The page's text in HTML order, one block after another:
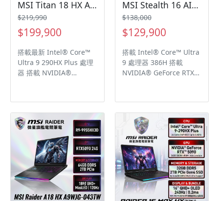
MSI Titan 18 HX A2WJ-1041TW 微星龍魂制霸旗艦款電競筆電/Ultra 9-290HX Plus/RTX5090 24G/64GB(32G*2)DDR5/2TB PCIe/18吋 16:10 UHD+ 240Hz MiniLED/W11 Pro/SS單鍵RGB超薄機械式鍵盤
$219,990
$199,900
搭載最新 Intel® Core™
Ultra 9 290HX Plus 處理
器 搭載 NVIDIA®
GPU 支援NVIDIA
Blackwell架構, DLSS 4與
Max-Q技術 OverBoost
超增壓模式設計技術，提
供最高達270W的極致效
能 18吋UHD+
(3840x2400), 16:10,
MiniLED, 240Hz更新率,
100% DCI-P3 (Typ.)廣色
域, VESA DisplayHDR™
MSI Stealth 16 AI+ B3WI-006TW 微星效能創作者電競筆電/Ultra 9-386H/RTX5080 16G/32GB DDR5/1TB PCIe/16吋 16:10 QHD+ OLED 240Hz/W11 Pro/全彩背光電競鍵盤🎈送保護套/滑鼠墊/鍵盤膜🎈
$138,000
$129,900
搭載 Intel® Core™ Ultra
9 處理器 386H 搭載
NVIDIA® GeForce RTX™
STUDIO 認證，為創作者
打造：預載 STUDIO 驅動
程式及獨家工具 16 吋
QHD+(2560 x 1600),
OLED, 240Hz 更新率,
100% DCI-P3廣色域,
VESA DisplayHDR™ True
Black 600, SGS 護眼面板
2 x 2W 立體喇叭 + 2 x
2W 低音單體 IR FHD 紅外